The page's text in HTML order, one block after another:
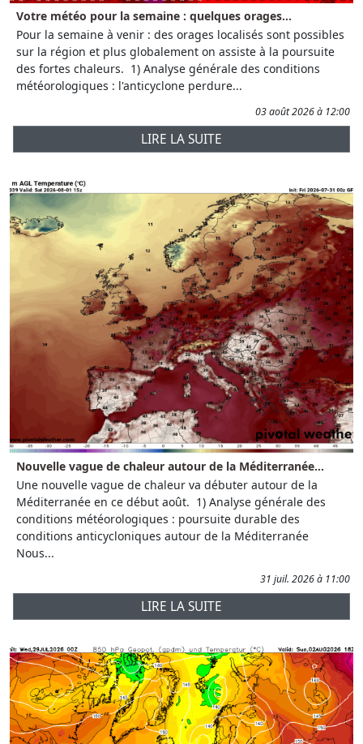
Votre météo pour la semaine : quelques orages...
Pour la semaine à venir : des orages localisés sont possibles
sur la région et plus globalement on assiste à la poursuite
des fortes chaleurs. 1) Analyse générale des conditions
météorologiques : l'anticyclone perdure...
03 août 2026 à 12:00
LIRE LA SUITE
Nouvelle vague de chaleur autour de la Méditerranée...
Une nouvelle vague de chaleur va débuter autour de la
Méditerranée en ce début août. 1) Analyse générale des
conditions météorologiques : poursuite durable des
conditions anticycloniques autour de la Méditerranée
Nous...
31 juil. 2026 à 11:00
LIRE LA SUITE